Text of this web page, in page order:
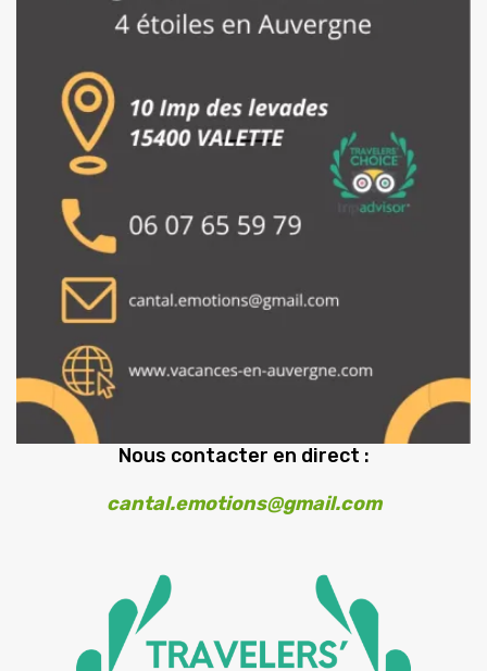
Nous contacter en direct :
cantal.emotions@gmail.com